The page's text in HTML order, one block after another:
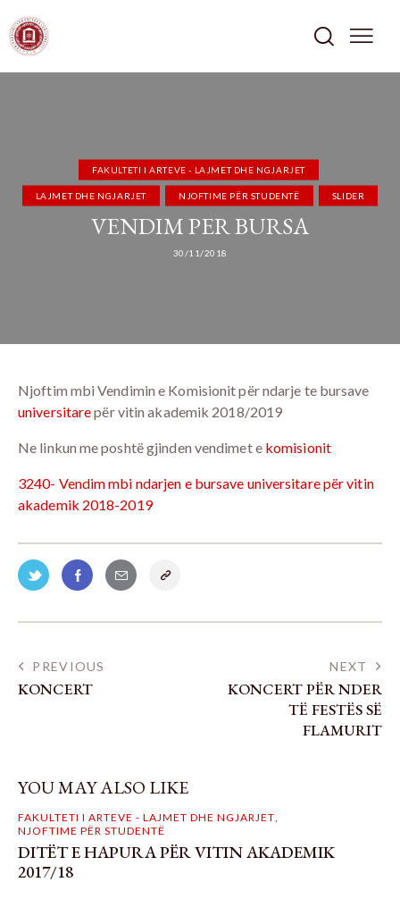
FAKULTETI I ARTEVE - LAJMET DHE NGJARJET
LAJMET DHE NGJARJET NJOFTIME PËR STUDENTË SLIDER
VENDIM PER BURSA
30/11/2018
Njoftim mbi Vendimin e Komisionit për ndarje te bursave
universitarepër vitin akademik 2018/2019
Ne linkun me poshtë gjinden vendimet e komisionit
3240- Vendim mbi ndarjen e bursave universitare për vitin
akademik 2018-2019
PREVIOUS
KONCERT
NEXT
KONCERT PËR NDER
TË FESTËS SË
FLAMURIT
YOU MAY ALSO LIKE
FAKULTETI I ARTEVE - LAJMET DHE NGJARJET,
NJOFTIME PËR STUDENTË
DITËT E HAPURA PËR VITIN AKADEMIK
2017/18